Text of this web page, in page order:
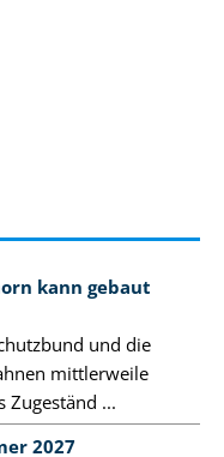
kann gebaut
und die
mittlerweile
Zugeständ ...
2027